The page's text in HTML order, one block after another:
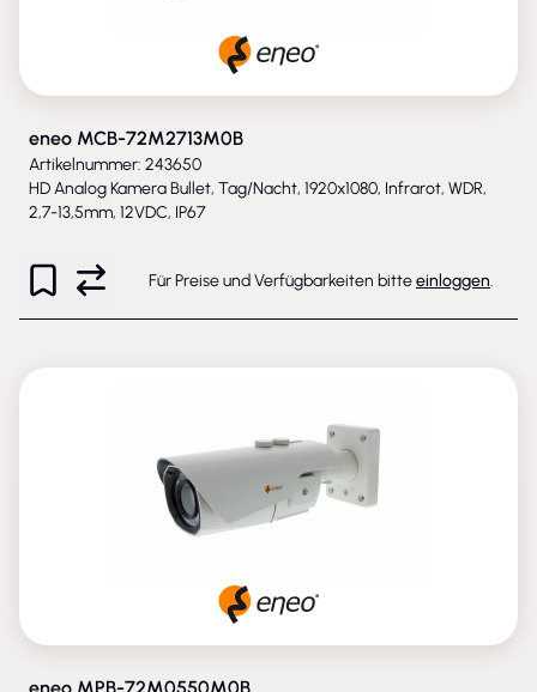
eneo MCB-72M2713M0B
Artikelnummer: 243650
HD Analog Kamera Bullet, Tag/Nacht, 1920x1080, Infrarot, WDR,
2,7-13,5mm, 12VDC, IP67
Für Preise und Verfügbarkeiten bitteeinloggen.